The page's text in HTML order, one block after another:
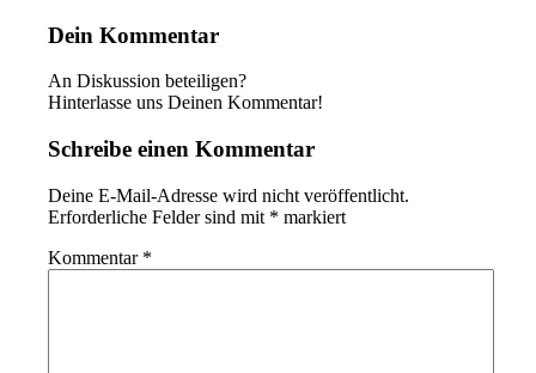
Dein Kommentar
An Diskussion beteiligen?
Hinterlasse uns Deinen Kommentar!
Schreibe einen Kommentar
Deine E-Mail-Adresse wird nicht veröffentlicht.
Erforderliche Felder sind mit * markiert
Kommentar *